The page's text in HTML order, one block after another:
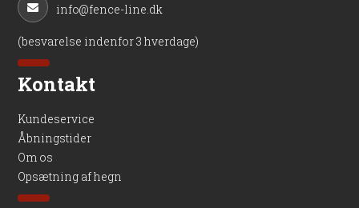
info@fence-line.dk
(besvarelse indenfor 3 hverdage)
Kontakt
Kundeservice
Åbningstider
Om os
Opsætning af hegn